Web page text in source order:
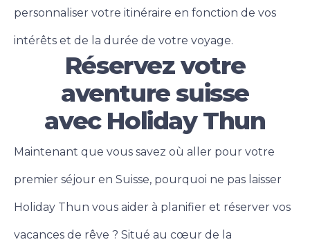
personnaliser votre itinéraire en fonction de vos
intérêts et de la durée de votre voyage.
Réservez votre
aventure suisse
avec Holiday Thun
Maintenant que vous savez où aller pour votre
premier séjour en Suisse, pourquoi ne pas laisser
Holiday Thun vous aider à planifier et réserver vos
vacances de rêve ? Situé au cœur de la